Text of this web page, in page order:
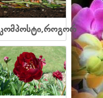
კომპოსტი,როგორ